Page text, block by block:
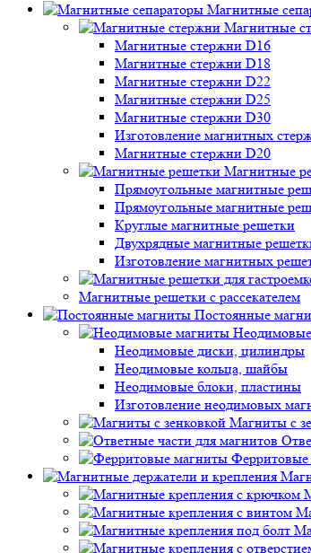
Магнитные
Магнитные
Магнитные стержни D16
Магнитные стержни D18
Магнитные стержни D22
Магнитные стержни D25
Магнитные стержни D30
Изготовление магнитных
Магнитные стержни D20
Магнитные
Прямоугольные магнитные
Прямоугольные магнитные
Круглые магнитные решетки
Двухрядные магнитные
Изготовление магнитных
Магнитные решетки с рассекателем
Постоянные
Неодимовые диски, цилиндры
Неодимовые кольца, шайбы
Неодимовые блоки, пластины
Изготовление неодимовых
Магниты с